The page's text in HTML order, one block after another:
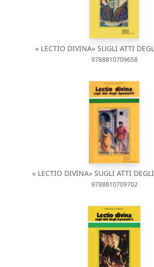
« LECTIO DIVINA» SUGLI ATTI
9788810709658
« LECTIO DIVINA» SUGLI ATTI
9788810709702